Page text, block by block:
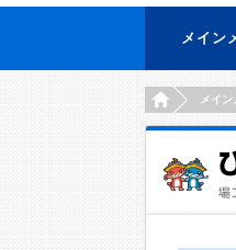
メイン
HOMEメイ